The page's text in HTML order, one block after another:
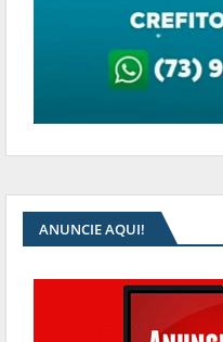
ANUNCIE AQUI!